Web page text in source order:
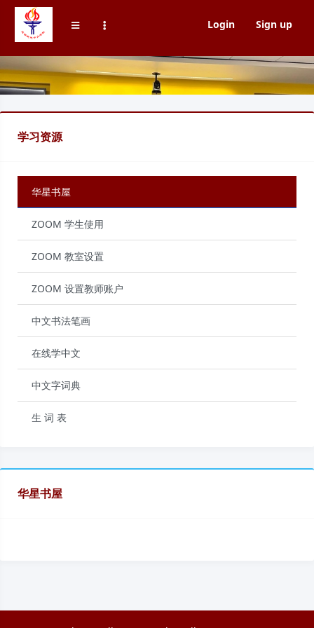
Login Sign up
学习资源
华星书屋
ZOOM 学生使用
ZOOM 教室设置
ZOOM 设置教师账户
中文书法笔画
在线学中文
中文字词典
生 词 表
华星书屋